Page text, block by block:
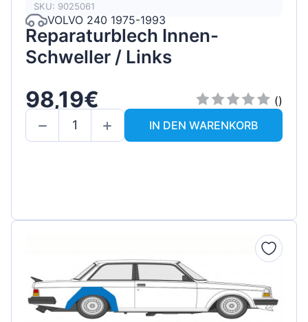
SKU: 9025061
VOLVO 240 1975-1993
Reparaturblech Innen-
Schweller / Links
98,19€
()
IN DEN WARENKORB